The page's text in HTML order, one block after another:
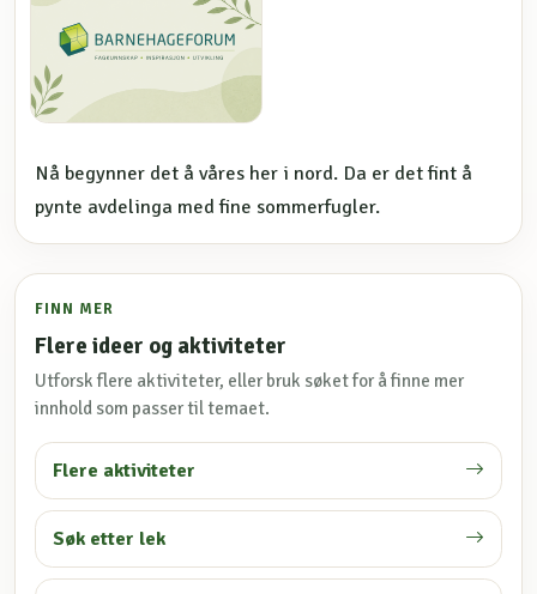
Nå begynner det å våres her i nord. Da er det fint å
pynte avdelinga med fine sommerfugler.
FINN MER
Flere ideer og aktiviteter
Utforsk flere aktiviteter, eller bruk søket for å finne mer
innhold som passer til temaet.
Flere aktiviteter
Søk etter lek